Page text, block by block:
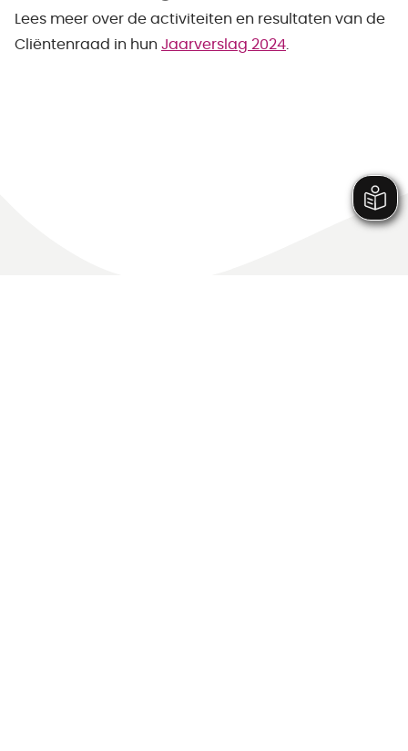
Lees meer over de activiteiten en resultaten van de
Cliëntenraad in hun Jaarverslag 2024